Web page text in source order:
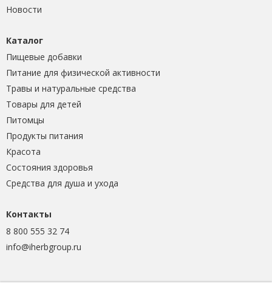
Новости
Каталог
Пищевые добавки
Питание для физической активности
Травы и натуральные средства
Товары для детей
Питомцы
Продукты питания
Красота
Состояния здоровья
Средства для душа и ухода
Контакты
8 800 555 32 74
info@iherbgroup.ru